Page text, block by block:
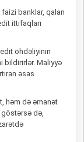
faizi banklar, qalan
ittifaqları
öhdəliyinin
bildirirlər. Maliyyə
əsas
həm də əmanət
göstərsə də,